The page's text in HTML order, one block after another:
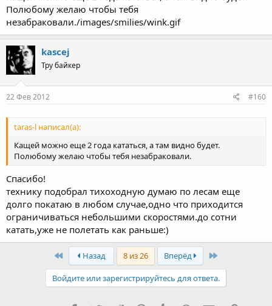
Полюбому желаю чтобы тебя
незабраковали./images/smilies/wink.gif
kascej
Тру байкер
22 Фев 2012 #160
taras-l написал(а):
Кащей можно еще 2 года кататься, а там видно будет.
Полюбому желаю чтобы тебя незабраковали.
Спасибо!
технику подобрал тихоходную думаю по лесам еще
долго покатаю в любом случае,одно что приходится
ограничиваться небольшими скоростями.до сотни
катать,уже не полетать как раньше:)
First Назад 8 из 26 Вперёд Last
Войдите или зарегистрируйтесь для ответа.